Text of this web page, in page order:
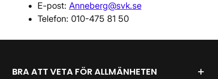
E-post: Anneberg@svk.se
Telefon: 010-475 81 50
BRA ATT VETA FÖR ALLMÄNHETEN